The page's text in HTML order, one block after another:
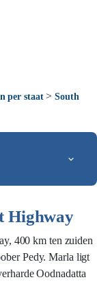
per staat>South
Highway
400 km ten zuiden
Pedy. Marla ligt
Oodnadatta